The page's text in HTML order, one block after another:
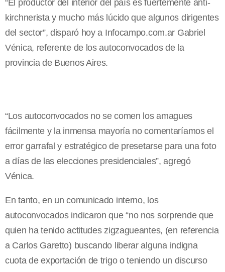
“El productor del interior del país es fuertemente anti-
kirchnerista y mucho más lúcido que algunos dirigentes
del sector”, disparó hoy a Infocampo.com.ar Gabriel
Vénica, referente de los autoconvocados de la
provincia de Buenos Aires.
“Los autoconvocados no se comen los amagues
fácilmente y la inmensa mayoría no comentaríamos el
error garrafal y estratégico de presetarse para una foto
a días de las elecciones presidenciales”, agregó
Vénica.
En tanto, en un comunicado interno, los
autoconvocados indicaron que “no nos sorprende que
quien ha tenido actitudes zigzagueantes, (en referencia
a Carlos Garetto) buscando liberar alguna indigna
cuota de exportación de trigo o teniendo un discurso